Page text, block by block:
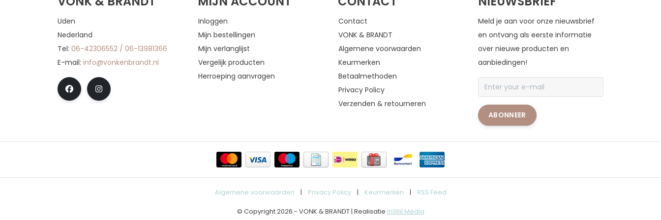
Uden
Nederland
Tel: 06-42306552 / 06-13981366
E-mail: info@vonkenbrandt.nl
Inloggen
Mijn bestellingen
Mijn verlanglijst
Vergelijk producten
Herroeping aanvragen
Contact
VONK & BRANDT
Algemene voorwaarden
Keurmerken
Betaalmethoden
Privacy Policy
Verzenden & retourneren
Meld je aan voor onze nieuwsbrief
en ontvang als eerste informatie
over nieuwe producten en
aanbiedingen!
ABONNEER
Algemene voorwaarden | Privacy Policy | Keurmerken | RSS Feed
© Copyright 2026 - VONK & BRANDT | Realisatie InStijl Media